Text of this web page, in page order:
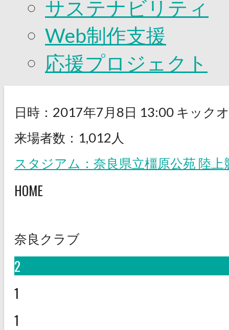
サステナビリティ
Web制作支援
応援プロジェクト
日時：2017年7月8日 13:00 キック
来場者数：1,012人
スタジアム：奈良県立橿原公苑 陸上
HOME
奈良クラブ
2
1
1